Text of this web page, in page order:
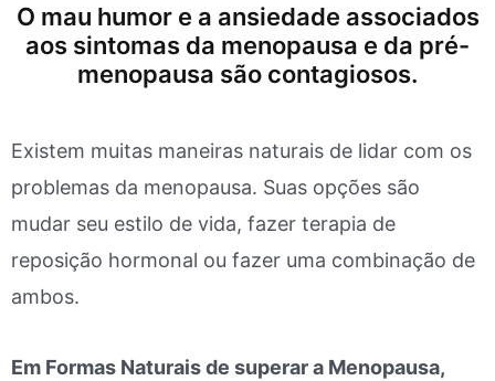
O mau humor e a ansiedade associados
aos sintomas da menopausa e da pré-
menopausa são contagiosos.
Existem muitas maneiras naturais de lidar com os
problemas da menopausa. Suas opções são
mudar seu estilo de vida, fazer terapia de
reposição hormonal ou fazer uma combinação de
ambos.
Em Formas Naturais de superar a Menopausa,